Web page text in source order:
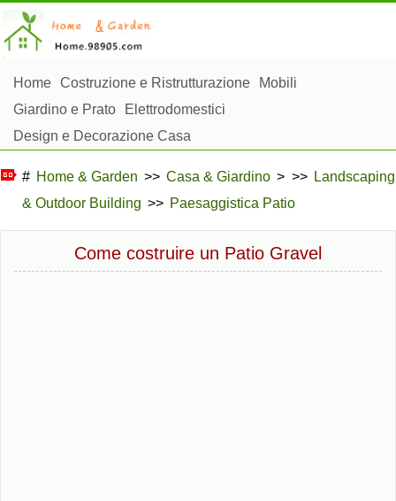
Home Costruzione e Ristrutturazione
Mobili
Giardino e Prato
Elettrodomestici
Design e Decorazione Casa
Paesaggistica e Costruzioni Esterne
# Home & Garden >> Casa & Giardino > >> Landscaping
& Outdoor Building >> Paesaggistica Patio
Come costruire un Patio Gravel